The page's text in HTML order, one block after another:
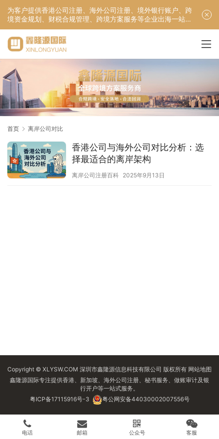
为客户提供香港公司注册、海外公司注册、境外银行账户、跨
境资金规划、财税合规管理、跨境方案服务等企业出海一站式
服务！
首页 离岸公司对比
香港公司与海外公司对比分析：选
择最适合的离岸架构
离岸公司注册百科 2025年9月13日
Copyright © XLYSW.COM 深圳市鑫隆源信息科技有限公司 版权所有 网站地图
鑫隆源国际专注提供香港、新加坡、海外公司注册、秘书服务、做账审计及银
行开户等一站式服务。
粤ICP备17115916号-3
粤公网安备44030002007556号
电话 邮箱 公众号 客服